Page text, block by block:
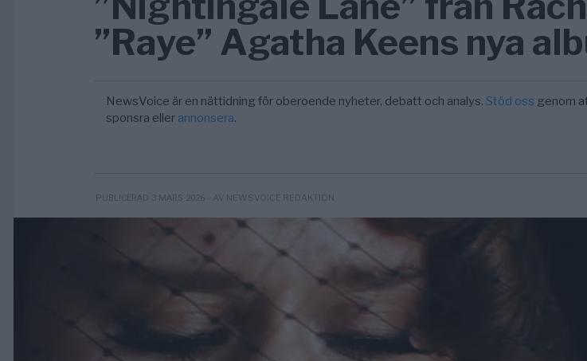
”Raye” Agatha Keens nya
NewsVoice är en nättidning för oberoende nyheter, debatt och analys.Stöd oss genom
sponsra eller annonsera.
PUBLICERAD 3 MARS 2026 - AV NEWSVOICE REDAKTION